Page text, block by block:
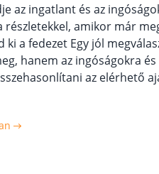
az ingatlant és az
részletekkel, amikor már
a fedezet Egy jól
hanem az ingóságokra
az elérhető